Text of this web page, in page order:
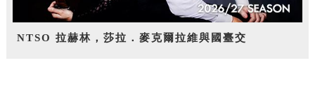
NTSO 拉赫林，莎拉．麥克爾拉維與國臺交